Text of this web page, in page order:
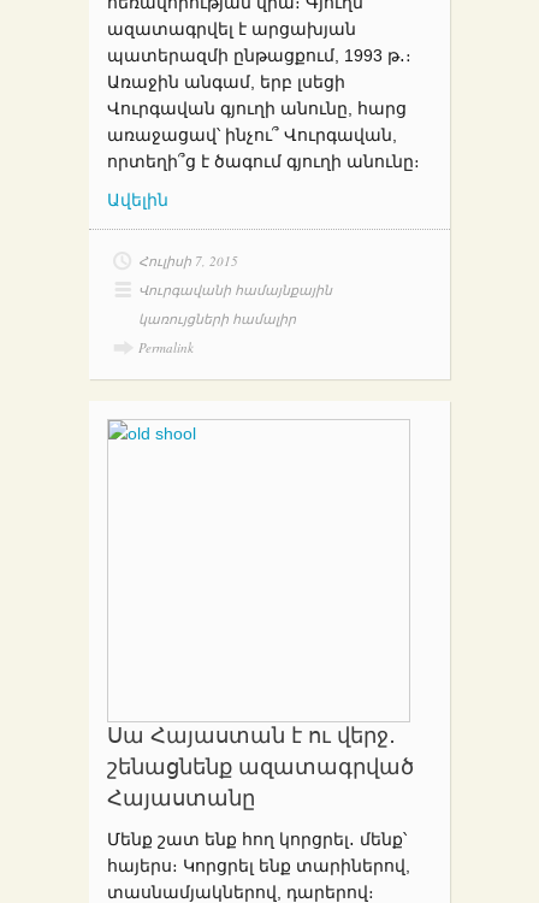
ազատագրվել է արցախյան
պատերազմի ընթացքում, 1993 թ․։
Առաջին անգամ, երբ լսեցի
Վուրգավան գյուղի անունը, հարց
առաջացավ՝ ինչու՞ Վուրգավան,
որտեղի՞ց է ծագում գյուղի անունը։
Ավելին
Հուլիսի 7, 2015
Վուրգավանի համայնքային
կառույցների համալիր
Permalink
Սա Հայաստան է ու վերջ․
շենացնենք ազատագրված
Հայաստանը
Մենք շատ ենք հող կորցրել․ մենք՝
հայերս։ Կորցրել ենք տարիներով,
տասնամյակներով, դարերով։